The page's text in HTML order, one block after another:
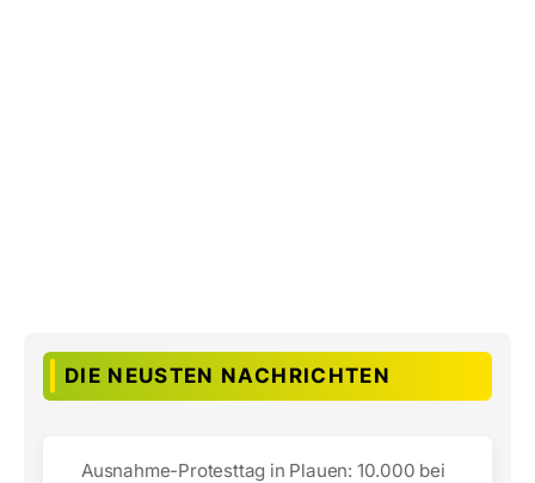
DIE NEUSTEN NACHRICHTEN
Ausnahme-Protesttag in Plauen: 10.000 bei